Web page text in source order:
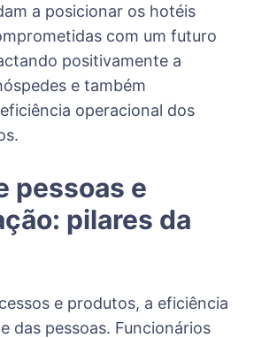
a posicionar os hotéis
com um futuro
positivamente a
e também
operacional dos
pessoas e
pilares da
e produtos, a eficiência
das pessoas. Funcionários